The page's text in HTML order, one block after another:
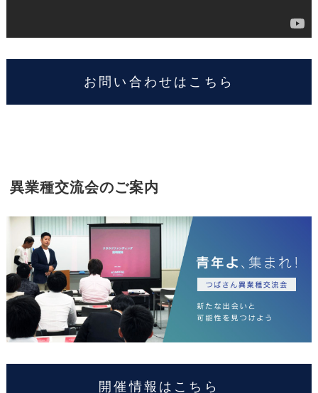
お問い合わせはこちら
異業種交流会のご案内
開催情報はこちら